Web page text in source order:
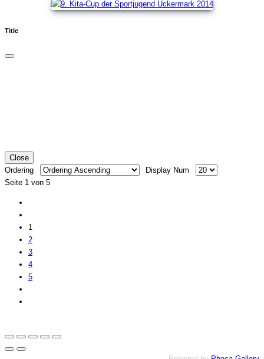
Title
Close
Ordering
Display Num
Seite 1 von 5
1
2
3
4
5